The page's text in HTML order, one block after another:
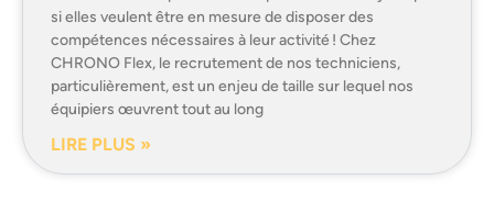
si elles veulent être en mesure de disposer des
compétences nécessaires à leur activité ! Chez
CHRONO Flex, le recrutement de nos techniciens,
particulièrement, est un enjeu de taille sur lequel nos
équipiers œuvrent tout au long
LIRE PLUS »